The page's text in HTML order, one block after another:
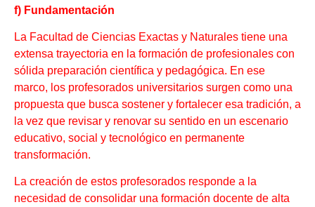
f) Fundamentación
La Facultad de Ciencias Exactas y Naturales tiene una
extensa trayectoria en la formación de profesionales con
sólida preparación científica y pedagógica. En ese
marco, los profesorados universitarios surgen como una
propuesta que busca sostener y fortalecer esa tradición, a
la vez que revisar y renovar su sentido en un escenario
educativo, social y tecnológico en permanente
transformación.
La creación de estos profesorados responde a la
necesidad de consolidar una formación docente de alta